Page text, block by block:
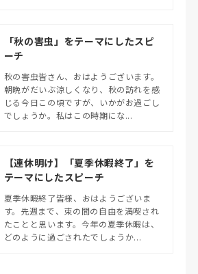
「秋の害虫」をテーマにしたスピ
ーチ
秋の害虫皆さん、おはようございます。
朝晩がだいぶ涼しくなり、秋の訪れを感
じる今日この頃ですが、いかがお過ごし
でしょうか。私はこの時期にな...
【連休明け】「夏季休暇終了」を
テーマにしたスピーチ
夏季休暇終了皆様、おはようございま
す。先週まで、束の間の自由を満喫され
たことと思います。今年の夏季休暇は、
どのように過ごされたでしょうか...